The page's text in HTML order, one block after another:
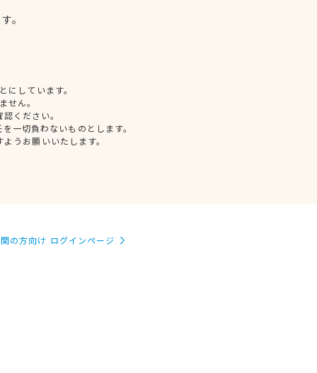
。
しています。
せん。
ください。
一切負わないものとします。
うお願いいたします。
の方向け ログインページ